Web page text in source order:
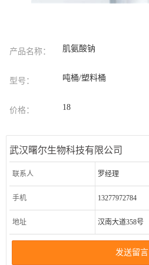
产品名称： 肌氨酸钠
型号： 吨桶/塑料桶
价格： 18
武汉曙尔生物科技有限公司
联系人 罗经理
手机 13277972784
地址 汉南大道358号
发送留言